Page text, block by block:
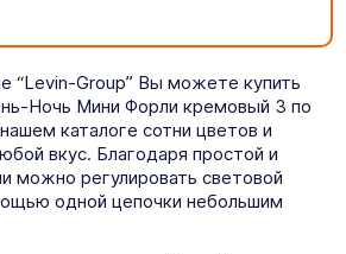
“Levin-Group” Вы можете купить
Ночь Мини Форли кремовый 3 по
каталоге сотни цветов и
вкус. Благодаря простой и
можно регулировать световой
одной цепочки небольшим